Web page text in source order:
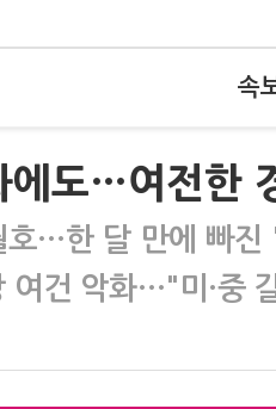
속
에도…여전한
호…한 달 만에 빠진
여건 악화…"미·중